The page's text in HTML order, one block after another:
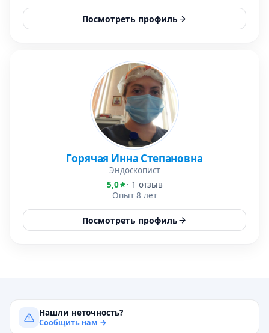
Посмотреть профиль
Горячая Инна Степановна
Эндоскопист
5,0
· 1 отзыв
Опыт 8 лет
Посмотреть профиль
Нашли неточность?
Сообщить нам →